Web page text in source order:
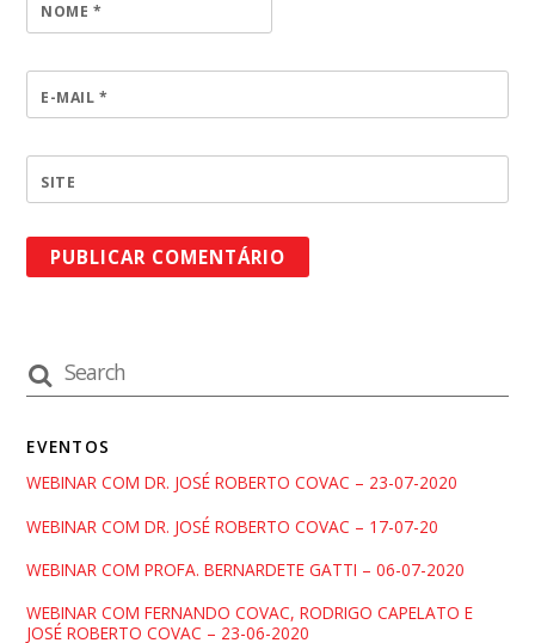
NOME *
E-MAIL *
SITE
EVENTOS
WEBINAR COM DR. JOSÉ ROBERTO COVAC – 23-07-2020
WEBINAR COM DR. JOSÉ ROBERTO COVAC – 17-07-20
WEBINAR COM PROFA. BERNARDETE GATTI – 06-07-2020
WEBINAR COM FERNANDO COVAC, RODRIGO CAPELATO E
JOSÉ ROBERTO COVAC – 23-06-2020